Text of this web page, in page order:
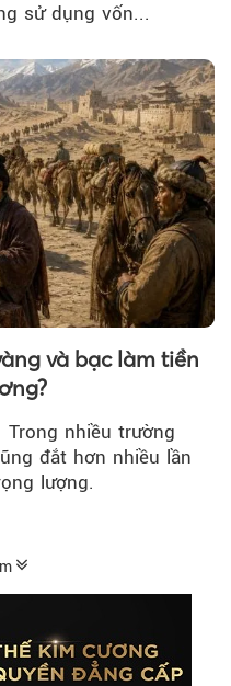
sử dụng vốn...
và bạc làm tiền
Trong nhiều trường
đắt hơn nhiều lần
lượng.